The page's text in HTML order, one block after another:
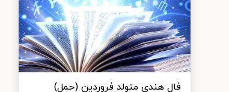
فال هندی متولد فروردین (حمل)